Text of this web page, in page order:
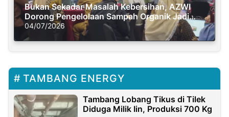
Bukan Sekadar Masalah Kebersihan, AZWI
Dorong Pengelolaan Sampah Organik Jadi
Solusi Krisis Iklim
04/07/2026
TAMBANG ENERGY
Tambang Lobang Tikus di Tilek
Diduga Milik Iin, Produksi 700 Kg